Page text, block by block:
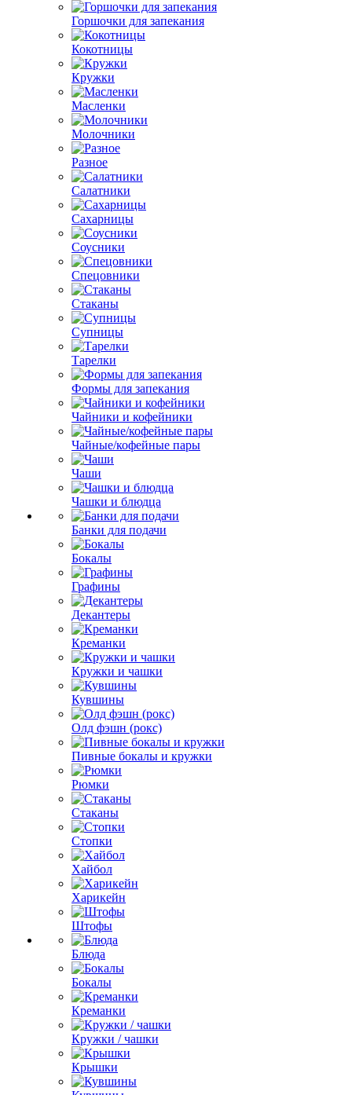
Горшочки для запекания
Кокотницы
Кружки
Масленки
Молочники
Разное
Салатники
Сахарницы
Соусники
Спецовники
Стаканы
Супницы
Тарелки
Формы для запекания
Чайники и кофейники
Чайные/кофейные пары
Чаши
Чашки и блюдца
Банки для подачи
Бокалы
Графины
Декантеры
Креманки
Кружки и чашки
Кувшины
Олд фэшн (рокс)
Пивные бокалы и кружки
Рюмки
Стаканы
Стопки
Хайбол
Харикейн
Штофы
Блюда
Бокалы
Креманки
Кружки / чашки
Крышки